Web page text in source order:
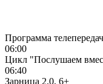
Программа телепередач
06:00
Цикл "Послушаем
06:40
Зарница 2.0, 6+